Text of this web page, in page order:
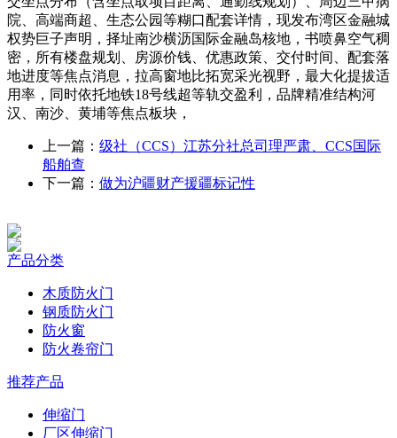
院、高端商超、生态公园等糊口配套详情，现发布湾区金融城
权势巨子声明，择址南沙横沥国际金融岛核地，书喷鼻空气稠
密，所有楼盘规划、房源价钱、优惠政策、交付时间、配套落
地进度等焦点消息，拉高窗地比拓宽采光视野，最大化提拔适
用率，同时依托地铁18号线超等轨交盈利，品牌精准结构河
汉、南沙、黄埔等焦点板块，
上一篇： 级社（CCS）江苏分社总司理严肃、CCS国际
船舶查
下一篇： 做为沪疆财产援疆标记性
产品分类
木质防火门
钢质防火门
防火窗
防火卷帘门
推荐产品
伸缩门
厂区伸缩门